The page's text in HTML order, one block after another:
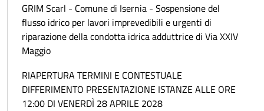
GRIM Scarl - Comune di Isernia - Sospensione del
flusso idrico per lavori imprevedibili e urgenti di
riparazione della condotta idrica adduttrice di Via XXIV
Maggio
RIAPERTURA TERMINI E CONTESTUALE
DIFFERIMENTO PRESENTAZIONE ISTANZE ALLE ORE
12:00 DI VENERDÌ 28 APRILE 2028